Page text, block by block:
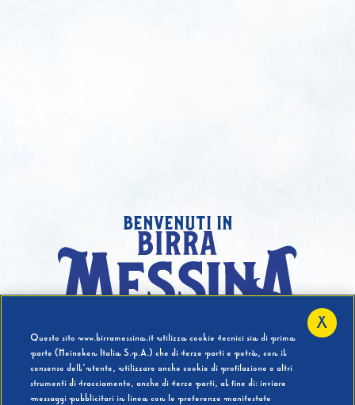
benvenuti in
Hai compiuto 18 Anni?
Questo sito www.birramessina.it utilizza cookie tecnici sia di prima
parte (Heineken Italia S.p.A.) che di terze parti e potrà, con il
consenso dell’utente, utilizzare anche cookie di profilazione o altri
strumenti di tracciamento, anche di terze parti, al fine di: inviare
messaggi pubblicitari in linea con le preferenze manifestate
X